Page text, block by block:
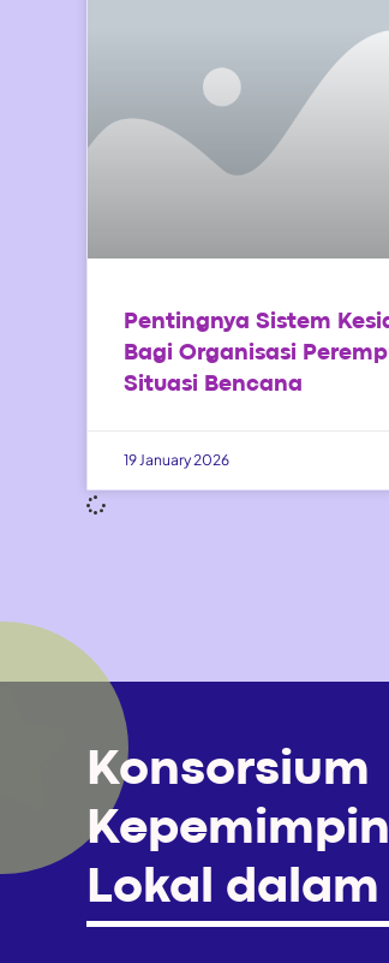
Pentingnya Sistem
Bagi Organisasi
Situasi Bencana
19 January 2026
Konsorsium
Lokal dalam